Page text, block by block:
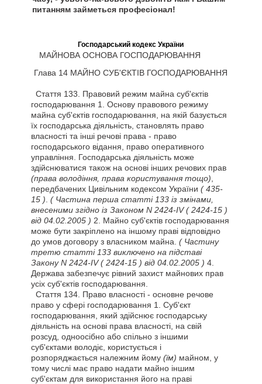
питанням займеться професіонал!
Господарський кодекс України
МАЙНОВА ОСНОВА ГОСПОДАРЮВАННЯ
Глава 14 МАЙНО СУБ'ЄКТІВ ГОСПОДАРЮВАННЯ
Стаття 133. Правовий режим майна суб'єктів
господарювання 1. Основу правового режиму
майна суб'єктів господарювання, на якій базується
їх господарська діяльність, становлять право
власності та інші речові права - право
господарського відання, право оперативного
управління. Господарська діяльність може
здійснюватися також на основі інших речових прав
(права володіння, права користування тощо)
передбачених Цивільним кодексом України ( 435-
15 ) ( Частина перша статті 133 із змінами,
внесеними згідно із Законом N 2424-IV( 2424-15 )
від 04.02.2005 ) 2. Майно суб'єктів господарювання
може бути закріплено на іншому праві відповідно
до умов договору з власником майна. ( Частину
третю статті 133 виключено на підставі
Закону N 2424-IV( 2424-15 ) від 04.02.2005 ) 4.
Держава забезпечує рівний захист майнових прав
усіх суб'єктів господарювання.
Стаття 134. Право власності - основне речове
право у сфері господарювання 1. Суб'єкт
господарювання, який здійснює господарську
діяльність на основі права власності, на свій
розсуд, одноосібно або спільно з іншими
суб'єктами володіє, користується і
розпоряджається належним йому (їм) майном, у
тому числі має право надати майно іншим
суб'єктам для використання його на праві